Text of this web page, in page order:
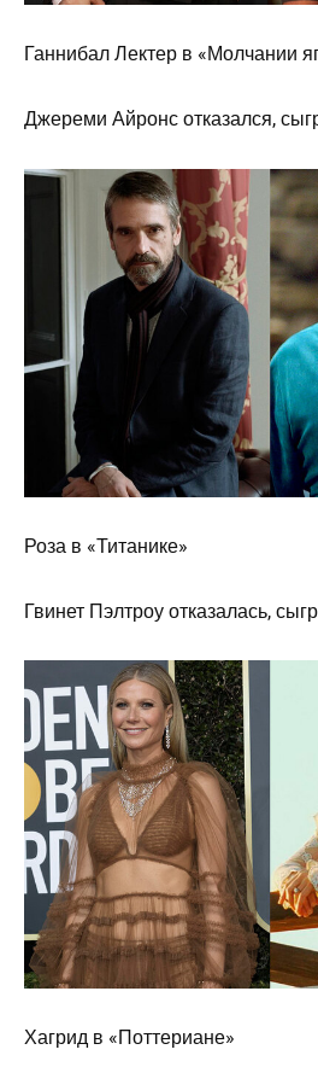
Ганнибал Лектер в «Молчании
Джереми Айронс отказался,
Роза в «Титанике»
Гвинет Пэлтроу отказалась,
Хагрид в «Поттериане»